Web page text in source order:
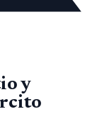
y